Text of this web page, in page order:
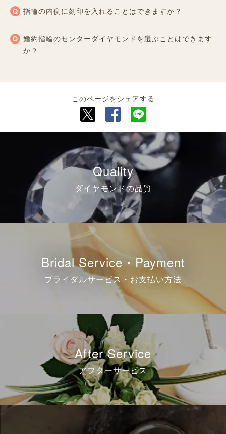
指輪の内側に刻印を入れることはできますか？
婚約指輪のセンターダイヤモンドを選ぶことはできます
か？
このページをシェアする
Quality
ダイヤモンドの品質
Bridal Service・Payment
ブライダルサービス・お支払い方法
After Service
アフターサービス